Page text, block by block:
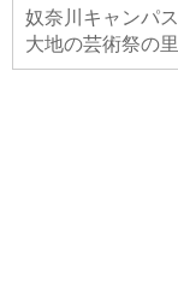
奴奈川キャンパス
大地の芸術祭の里